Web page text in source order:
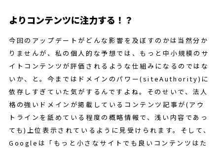
よりコンテンツに注力する！？
今回のアップデートがどんな影響を及ぼすのかは当然分か
りませんが、私の個人的な予想では、もっと中小規模のサ
イトコンテンツが評価されるような仕組みになるのではな
いか、と。今まではドメインのパワー(siteAuthority)に
依存しすぎていた気がするんですよね。そのせいで、法人
格の強いドメインが掲載しているコンテンツ記事が(アウ
トラインを舐めている程度の概略情報で、浅い内容であっ
ても)上位表示されているように見受けられます。そして、
Googleは「もっと小さなサイトでも良いコンテンツはた